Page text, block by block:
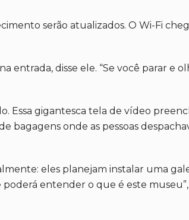
serão atualizados. O Wi-Fi
entrada, disse ele. “Se você parar e
Essa gigantesca tela de vídeo
bagagens onde as pessoas
eles planejam instalar uma
entender o que é este